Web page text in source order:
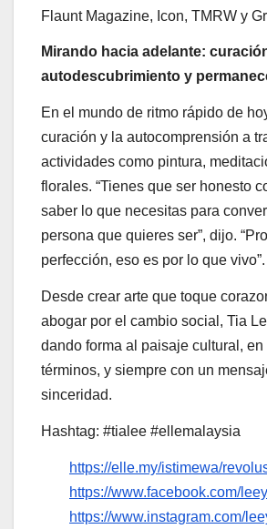
Flaunt Magazine, Icon, TMRW y
Mirando hacia adelante:
autodescubrimiento y
En el mundo de ritmo rápido de
curación y la autocomprensión a
actividades como pintura,
florales. “Tienes que ser honesto
saber lo que necesitas para
persona que quieres ser”, dijo.
perfección, eso es por lo que vivo”.
Desde crear arte que toque
abogar por el cambio social, Tia
dando forma al paisaje cultural,
términos, y siempre con un
sinceridad.
Hashtag: #tialee #ellemalaysia
https://elle.my/istimewa/
https://www.facebook.com/
https://www.instagram.com/